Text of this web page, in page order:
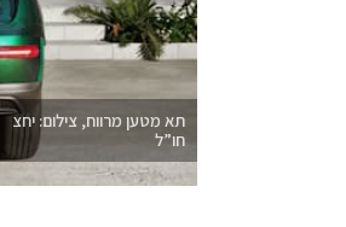
תא מטען מרווח, צילום: יחצ
חו”ל